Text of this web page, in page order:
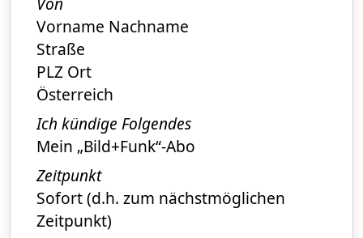
Vorname Nachname
Straße
PLZ Ort
Österreich
Ich kündige Folgendes
Mein „Bild+Funk“-Abo
Zeitpunkt
Sofort (d.h. zum nächstmöglichen
Zeitpunkt)